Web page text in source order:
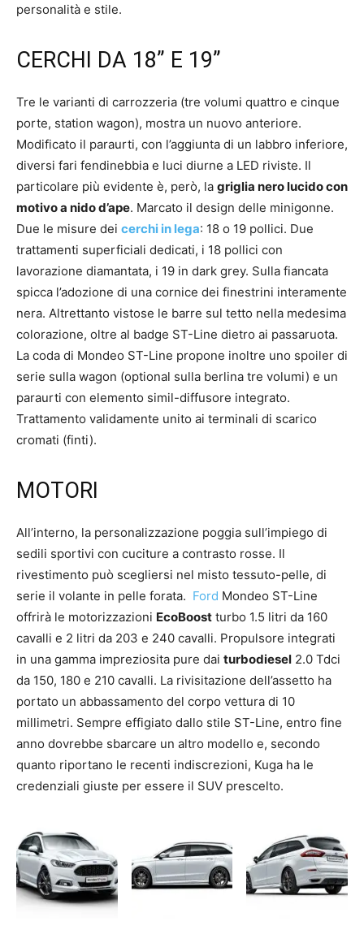
personalità e stile.
CERCHI DA 18” E 19”
Tre le varianti di carrozzeria (tre volumi quattro e cinque
porte, station wagon), mostra un nuovo anteriore.
Modificato il paraurti, con l’aggiunta di un labbro inferiore,
diversi fari fendinebbia e luci diurne a LED riviste. Il
particolare più evidente è, però, la griglia nero lucido con
motivo a nido d’ape. Marcato il design delle minigonne.
Due le misure dei cerchi in lega: 18 o 19 pollici. Due
trattamenti superficiali dedicati, i 18 pollici con
lavorazione diamantata, i 19 in dark grey. Sulla fiancata
spicca l’adozione di una cornice dei finestrini interamente
nera. Altrettanto vistose le barre sul tetto nella medesima
colorazione, oltre al badge ST-Line dietro ai passaruota.
La coda di Mondeo ST-Line propone inoltre uno spoiler di
serie sulla wagon (optional sulla berlina tre volumi) e un
paraurti con elemento simil-diffusore integrato.
Trattamento validamente unito ai terminali di scarico
cromati (finti).
MOTORI
All’interno, la personalizzazione poggia sull’impiego di
sedili sportivi con cuciture a contrasto rosse. Il
rivestimento può scegliersi nel misto tessuto-pelle, di
serie il volante in pelle forata. Ford Mondeo ST-Line
offrirà le motorizzazioni EcoBoost turbo 1.5 litri da 160
cavalli e 2 litri da 203 e 240 cavalli. Propulsore integrati
in una gamma impreziosita pure dai turbodiesel 2.0 Tdci
da 150, 180 e 210 cavalli. La rivisitazione dell’assetto ha
portato un abbassamento del corpo vettura di 10
millimetri. Sempre effigiato dallo stile ST-Line, entro fine
anno dovrebbe sbarcare un altro modello e, secondo
quanto riportano le recenti indiscrezioni, Kuga ha le
credenziali giuste per essere il SUV prescelto.